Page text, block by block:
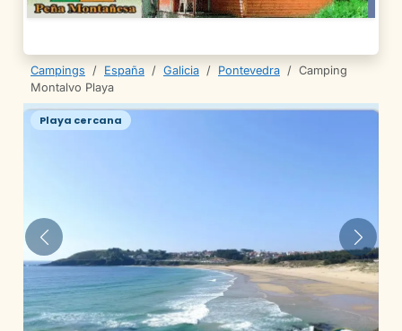
Campings / España / Galicia / Pontevedra / Camping
Montalvo Playa
Playa cercana
Anterior